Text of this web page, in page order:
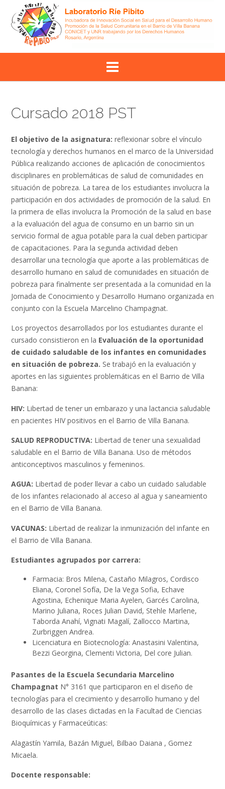
content
Cursado 2018 PST
El objetivo de la asignatura: reflexionar sobre el vínculo
tecnología y derechos humanos en el marco de la Universidad
Pública realizando acciones de aplicación de conocimientos
disciplinares en problemáticas de salud de comunidades en
situación de pobreza. La tarea de los estudiantes involucra la
participación en dos actividades de promoción de la salud. En
la primera de ellas involucra la Promoción de la salud en base
a la evaluación del agua de consumo en un barrio sin un
servicio formal de agua potable para la cual deben participar
de capacitaciones. Para la segunda actividad deben
desarrollar una tecnología que aporte a las problemáticas de
desarrollo humano en salud de comunidades en situación de
pobreza para finalmente ser presentada a la comunidad en la
Jornada de Conocimiento y Desarrollo Humano organizada en
conjunto con la Escuela Marcelino Champagnat.
Los proyectos desarrollados por los estudiantes durante el
cursado consistieron en la Evaluación de la oportunidad
de cuidado saludable de los infantes en comunidades
en situación de pobreza. Se trabajó en la evaluación y
aportes en las siguientes problemáticas en el Barrio de Villa
Banana:
HIV: Libertad de tener un embarazo y una lactancia saludable
en pacientes HIV positivos en el Barrio de Villa Banana.
SALUD REPRODUCTIVA: Libertad de tener una sexualidad
saludable en el Barrio de Villa Banana. Uso de métodos
anticonceptivos masculinos y femeninos.
AGUA: Libertad de poder llevar a cabo un cuidado saludable
de los infantes relacionado al acceso al agua y saneamiento
en el Barrio de Villa Banana.
VACUNAS: Libertad de realizar la inmunización del infante en
el Barrio de Villa Banana.
Estudiantes agrupados por carrera:
Farmacia: Bros Milena, Castaño Milagros, Cordisco
Eliana, Coronel Sofía, De la Vega Sofia, Echave
Agostina, Echenique Maria Ayelen, Garcés Carolina,
Marino Juliana, Roces Julian David, Stehle Marlene,
Taborda Anahí, Vignati Magalí, Zallocco Martina,
Zurbriggen Andrea.
Licenciatura en Biotecnología: Anastasini Valentina,
Bezzi Georgina, Clementi Victoria, Del core Julian.
Pasantes de la Escuela Secundaria Marcelino
Champagnat N° 3161 que participaron en el diseño de
tecnologías para el crecimiento y desarrollo humano y del
desarrollo de las clases dictadas en la Facultad de Ciencias
Bioquímicas y Farmaceúticas:
Alagastín Yamila, Bazán Miguel, Bilbao Daiana , Gomez
Micaela.
Docente responsable: